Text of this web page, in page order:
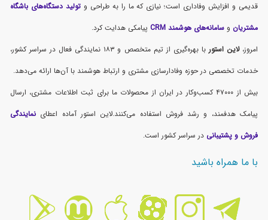
قدیمی و افزایش وفاداری است؛ نیازی که ما را به طراحی وتولید دستگاه‌های باشگاه
مشتریان وسامانه‌های هوشمند CRM
پیامکی هدایت کرد.
امروز،لاین استور
با بهره‌گیری از تیم متخصص و ۱۸۳ نمایندگی فعال در سراسر کشور،
خدمات تخصصی در حوزه وفادارسازی مشتری و ارتباط هوشمند با آن‌ها ارائه می‌دهد.
بیش از ۴۷۰۰۰ کسب‌وکار در ایران از محصولات ما برای ثبت اطلاعات مشتری، ارسال
پیامک هدفمند، و رشد فروش استفاده می‌کنند.لاین استور آماده اعطای نمایندگی
فروش و پشتیبانی در سراسر کشور است.
با ما همراه باشید